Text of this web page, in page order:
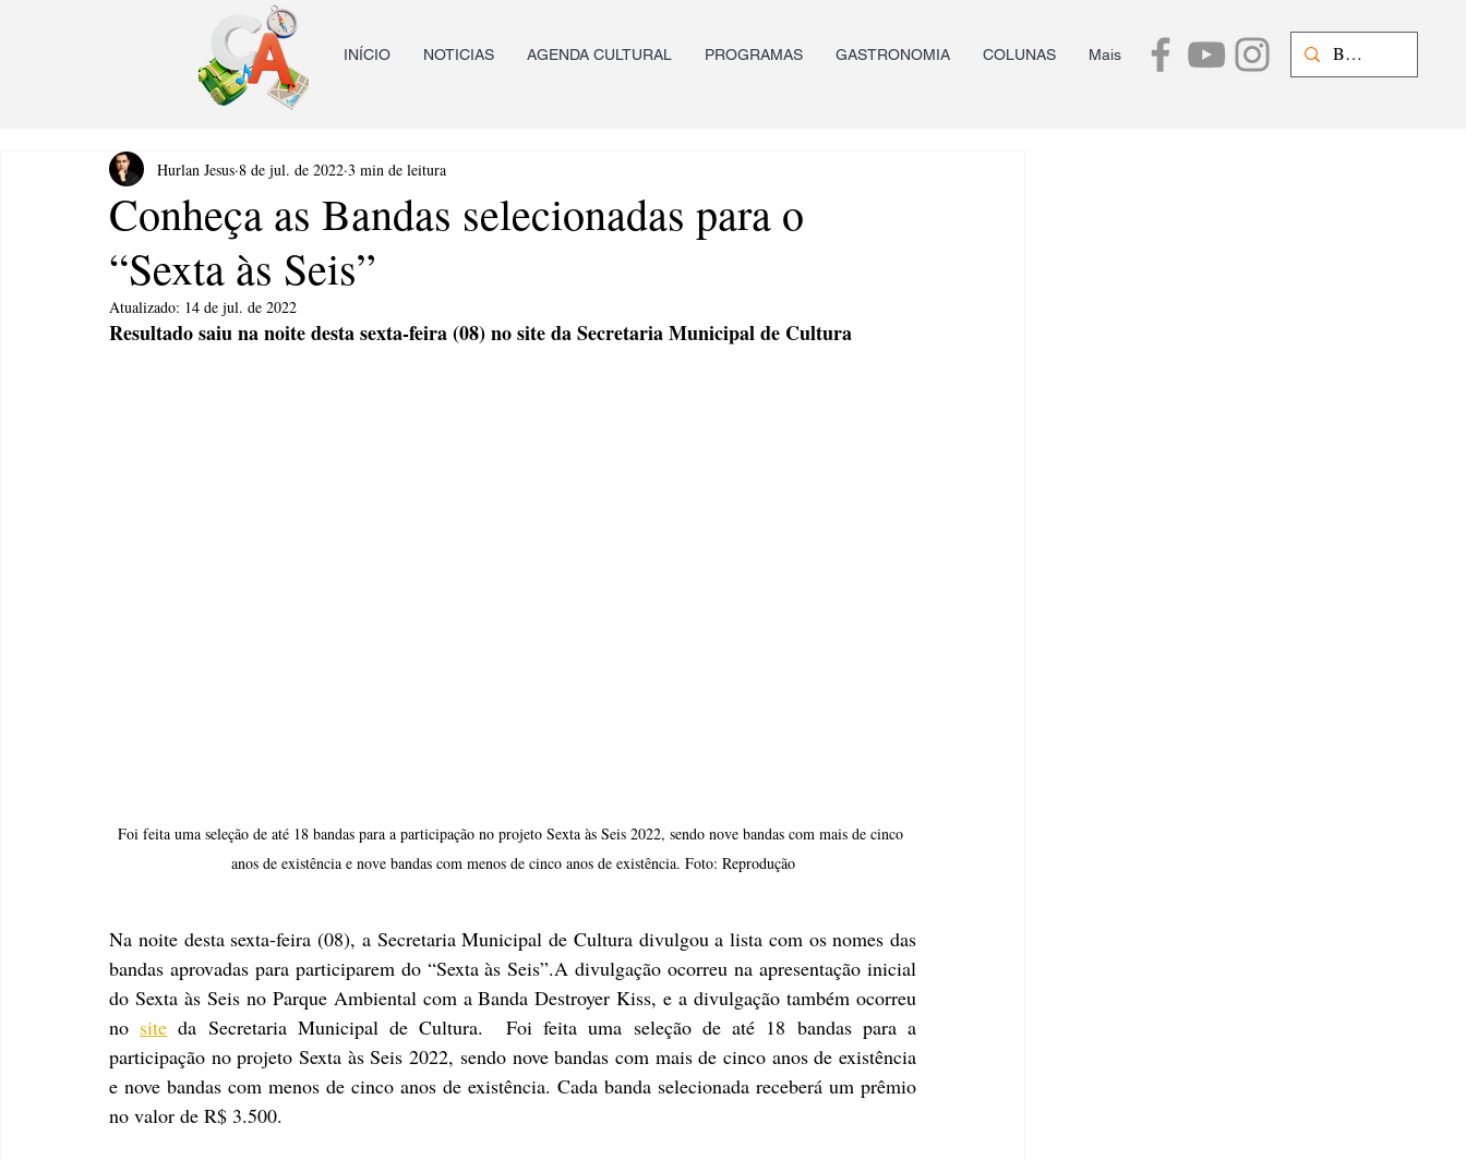
INÍCIO NOTICIAS AGENDA CULTURAL PROGRAMAS GASTRONOMIA COLUNAS Mais
Conheça as Bandas selecionadas para o
“Sexta às Seis”
Hurlan Jesus 8 de jul. de 2022 3 min de leitura
Atualizado: 14 de jul. de 2022
Resultado saiu na noite desta sexta-feira (08) no site da Secretaria Municipal de Cultura
Foi feita uma seleção de até 18 bandas para a participação no projeto Sexta às Seis 2022, sendo nove bandas com mais de cinco
anos de existência e nove bandas com menos de cinco anos de existência. Foto: Reprodução
Na noite desta sexta-feira (08), a Secretaria Municipal de Cultura divulgou a lista com os nomes das
bandas aprovadas para participarem do “Sexta às Seis”.A divulgação ocorreu na apresentação inicial
do Sexta às Seis no Parque Ambiental com a Banda Destroyer Kiss, e a divulgação também ocorreu
no site da Secretaria Municipal de Cultura.  Foi feita uma seleção de até 18 bandas para a
participação no projeto Sexta às Seis 2022, sendo nove bandas com mais de cinco anos de existência
e nove bandas com menos de cinco anos de existência. Cada banda selecionada receberá um prêmio
no valor de R$ 3.500.